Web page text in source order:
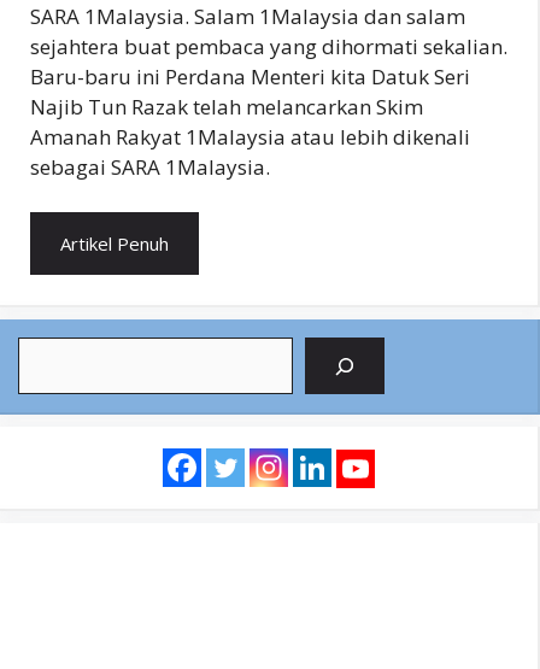
SARA 1Malaysia. Salam 1Malaysia dan salam
sejahtera buat pembaca yang dihormati sekalian.
Baru-baru ini Perdana Menteri kita Datuk Seri
Najib Tun Razak telah melancarkan Skim
Amanah Rakyat 1Malaysia atau lebih dikenali
sebagai SARA 1Malaysia.
Artikel Penuh